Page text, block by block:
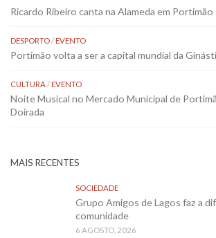
Ricardo Ribeiro canta na Alameda em Portimão
DESPORTO/EVENTO
Portimão volta a ser a capital mundial da
CULTURA/EVENTO
Noite Musical no Mercado Municipal de
Doirada
MAIS RECENTES
SOCIEDADE
Grupo Amigos de Lagos faz a
comunidade
6 AGOSTO, 2026